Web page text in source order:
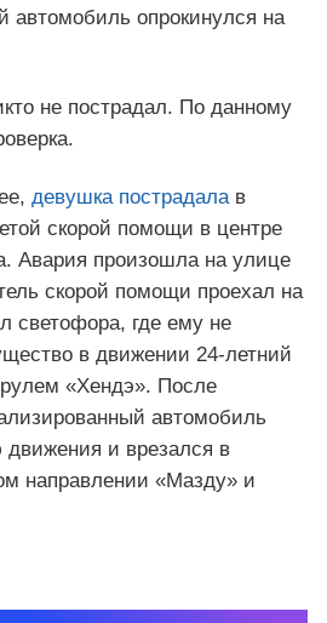
автомобиль опрокинулся на
не пострадал. По данному
девушка пострадалав
скорой помощи в центре
Авария произошла на улице
скорой помощи проехал на
светофора, где ему не
в движении 24-летний
«Хендэ». После
автомобиль
движения и врезался в
направлении «Мазду» и